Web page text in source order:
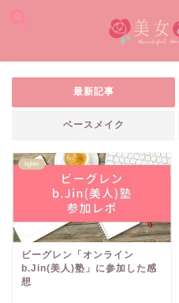
最新記事
ベースメイク
bglen
ビーグレン「オンライン
b.Jin(美人)塾」に参加した感
想